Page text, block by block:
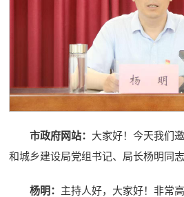
市政府网站： 大家好！今天我们
和城乡建设局党组书记、局长杨明同
杨明： 主持人好，大家好！非常